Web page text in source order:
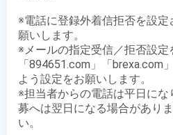
※電話に登録外着信拒否を設
願いします。
※メールの指定受信／拒否設定
「894651.com」「brexa.com
よう設定をお願いします。
※担当者からの電話は平日に
募へは翌日になる場合があり